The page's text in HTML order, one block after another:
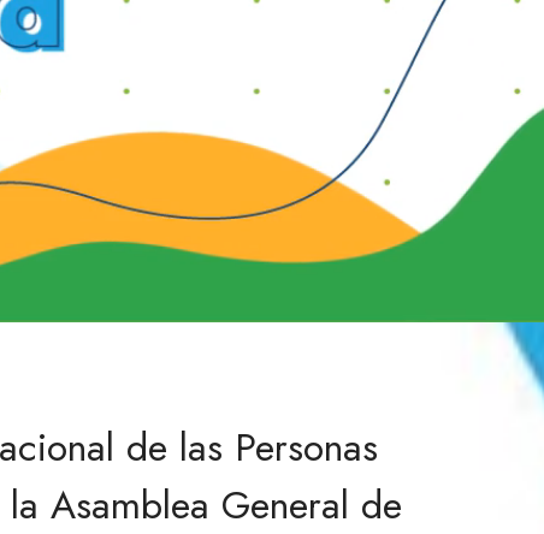
de las Personas
Asamblea General de